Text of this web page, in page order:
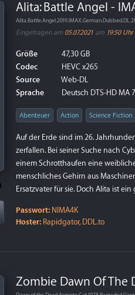
Alita: Battle Angel -
Eingetragen am 05.07.2021 um 19:50 Uhr
Größe
47,30 GB
Codec
HEVC x265
Source
Web-DL
Sprache
Deutsch DTS-HD MA
Abenteuer Action Science Fiction
Auf der Erde sind im 26.
zerfallen. Bei seiner Suche nach
einem Schrotthaufen eine
menschliches Gehirn aus
Ersatzvater für sie. Doch Alita ist
Passwort: NIMA4K
Hoster: Rapidgator, DDL.to
Zombie Dawn Of The